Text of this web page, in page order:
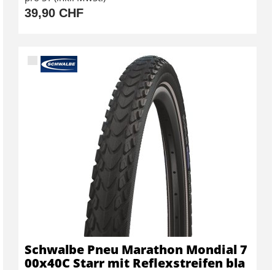
39,90 CHF
Schwalbe Pneu Marathon Mondial 7
00x40C Starr mit Reflexstreifen bla